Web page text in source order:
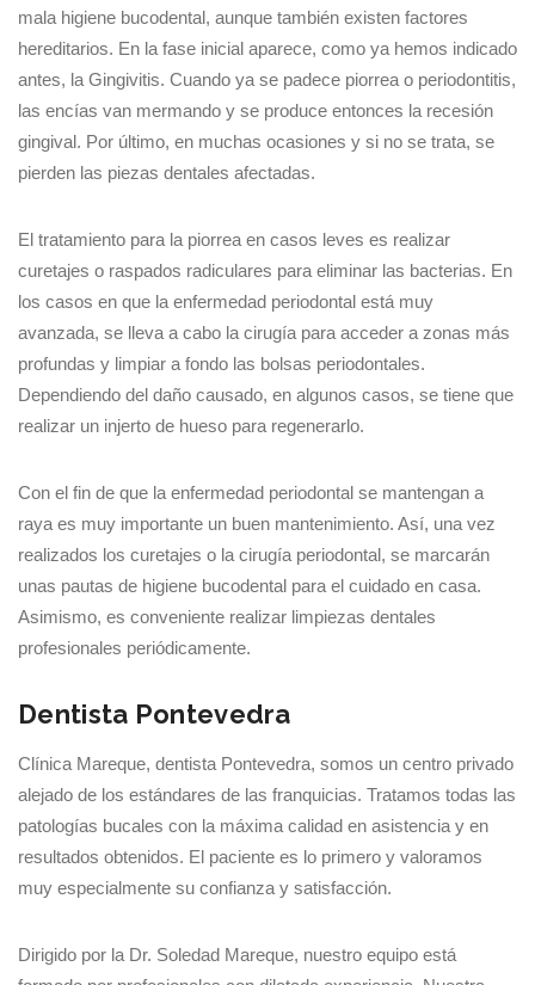
mala higiene bucodental, aunque también existen factores
hereditarios. En la fase inicial aparece, como ya hemos indicado
antes, la Gingivitis. Cuando ya se padece piorrea o periodontitis,
las encías van mermando y se produce entonces la recesión
gingival. Por último, en muchas ocasiones y si no se trata, se
pierden las piezas dentales afectadas.
El tratamiento para la piorrea en casos leves es realizar
curetajes o raspados radiculares para eliminar las bacterias. En
los casos en que la enfermedad periodontal está muy
avanzada, se lleva a cabo la cirugía para acceder a zonas más
profundas y limpiar a fondo las bolsas periodontales.
Dependiendo del daño causado, en algunos casos, se tiene que
realizar un injerto de hueso para regenerarlo.
Con el fin de que la enfermedad periodontal se mantengan a
raya es muy importante un buen mantenimiento. Así, una vez
realizados los curetajes o la cirugía periodontal, se marcarán
unas pautas de higiene bucodental para el cuidado en casa.
Asimismo, es conveniente realizar limpiezas dentales
profesionales periódicamente.
Dentista Pontevedra
Clínica Mareque, dentista Pontevedra, somos un centro privado
alejado de los estándares de las franquicias. Tratamos todas las
patologías bucales con la máxima calidad en asistencia y en
resultados obtenidos. El paciente es lo primero y valoramos
muy especialmente su confianza y satisfacción.
Dirigido por la Dr. Soledad Mareque, nuestro equipo está